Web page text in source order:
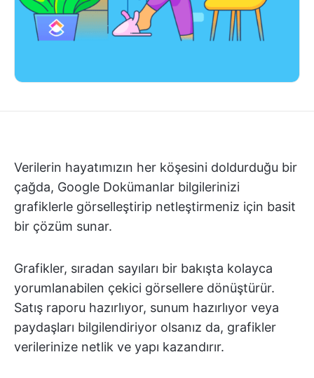
Verilerin hayatımızın her köşesini doldurduğu bir
çağda, Google Dokümanlar bilgilerinizi
grafiklerle görselleştirip netleştirmeniz için basit
bir çözüm sunar.
Grafikler, sıradan sayıları bir bakışta kolayca
yorumlanabilen çekici görsellere dönüştürür.
Satış raporu hazırlıyor, sunum hazırlıyor veya
paydaşları bilgilendiriyor olsanız da, grafikler
verilerinize netlik ve yapı kazandırır.